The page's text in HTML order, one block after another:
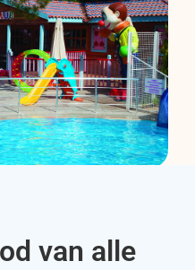
van alle